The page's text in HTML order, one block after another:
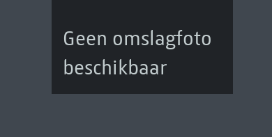
Geen omslagfoto
beschikbaar